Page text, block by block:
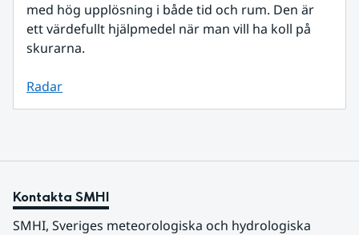
med hög upplösning i både tid och rum. Den är
ett värdefullt hjälpmedel när man vill ha koll på
skurarna.
Radar
Kontakta SMHI
SMHI, Sveriges meteorologiska och hydrologiska